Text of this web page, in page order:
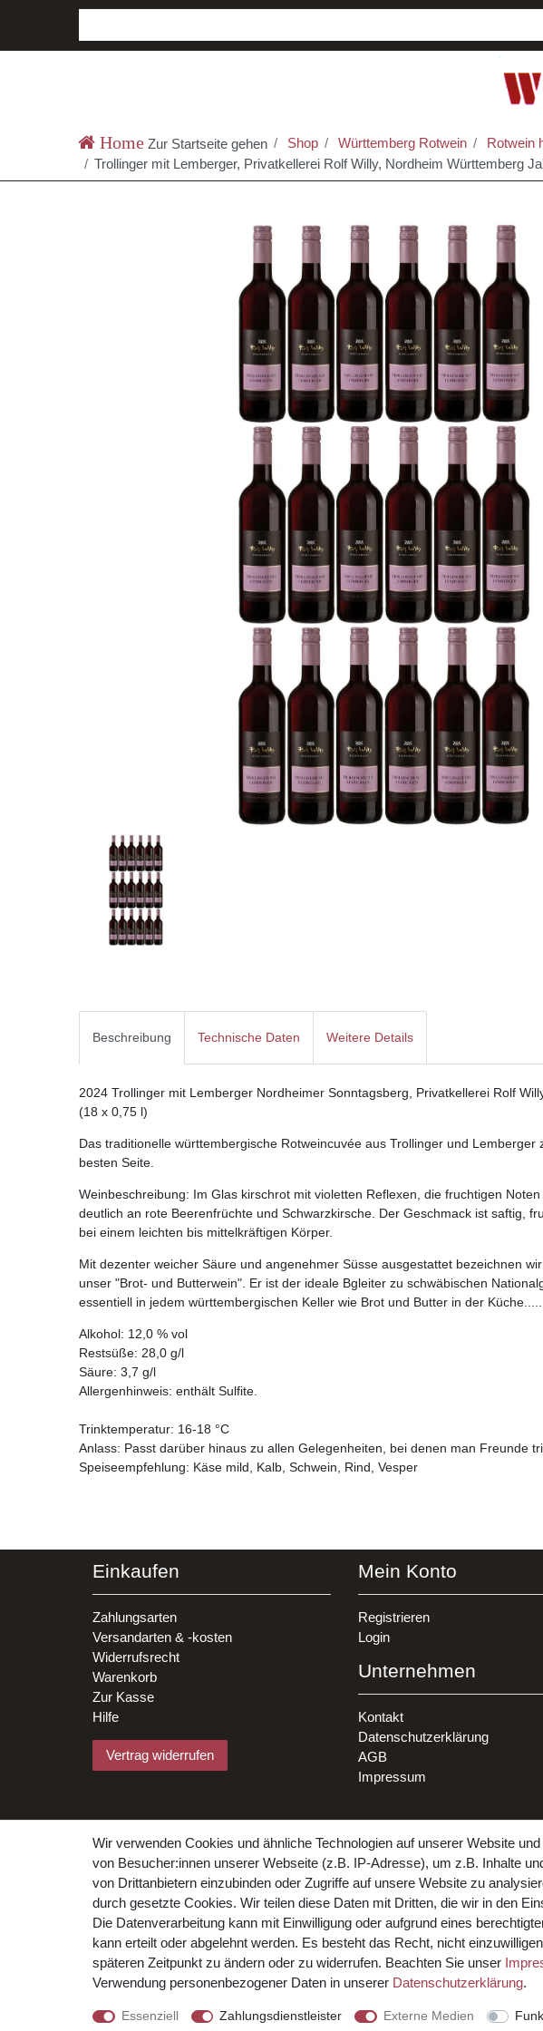
Zur Startseite gehen Shop Württemberg Rotwein
Rotwein
Trollinger mit Lemberger, Privatkellerei Rolf Willy, Nordheim Württemberg
Beschreibung Technische Daten Weitere Details
2024 Trollinger mit Lemberger Nordheimer Sonntagsberg, Privatkellerei Rolf
(18 x 0,75 l)
Das traditionelle württembergische Rotweincuvée aus Trollinger und Lemberger
besten Seite.
Weinbeschreibung: Im Glas kirschrot mit violetten Reflexen, die fruchtigen
deutlich an rote Beerenfrüchte und Schwarzkirsche. Der Geschmack ist saftig,
bei einem leichten bis mittelkräftigen Körper.
Mit dezenter weicher Säure und angenehmer Süsse ausgestattet bezeichnen
unser "Brot- und Butterwein". Er ist der ideale Bgleiter zu schwäbischen
essentiell in jedem württembergischen Keller wie Brot und Butter in der Küche.....
Alkohol: 12,0 % vol
Restsüße: 28,0 g/l
Säure: 3,7 g/l
Allergenhinweis: enthält Sulfite.
Trinktemperatur: 16-18 °C
Anlass: Passt darüber hinaus zu allen Gelegenheiten, bei denen man Freunde
Speiseempfehlung: Käse mild, Kalb, Schwein, Rind, Vesper
Einkaufen
Zahlungsarten
Versandarten & -kosten
Widerrufsrecht
Warenkorb
Zur Kasse
Hilfe
Vertrag widerrufen
Mein Konto
Registrieren
Login
Unternehmen
Kontakt
Datenschutzerklärung
AGB
Impressum
© Copyright 2026 Weinhaus Blum. Alle Rechte vorbehalten.
Wir verwenden Cookies und ähnliche Technologien auf unserer Website
von Besucher:innen unserer Webseite (z.B. IP-Adresse), um z.B. Inhalte
von Drittanbietern einzubinden oder Zugriffe auf unsere Website zu
durch gesetzte Cookies. Wir teilen diese Daten mit Dritten, die wir in den
Die Datenverarbeitung kann mit Einwilligung oder aufgrund eines
kann erteilt oder abgelehnt werden. Es besteht das Recht, nicht
späteren Zeitpunkt zu ändern oder zu widerrufen. Beachten Sie unser
Verwendung personenbezogener Daten in unserer Daten­schutz­erklärung.
Essenziell Zahlungsdienstleister Externe Medien